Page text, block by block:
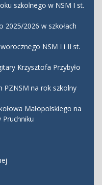
szkolnego w NSM I st.
2025/2026 w szkołach
NSM I i II st.
Krzysztofa Przybyło
PZNSM na rok szkolny
Małopolskiego na